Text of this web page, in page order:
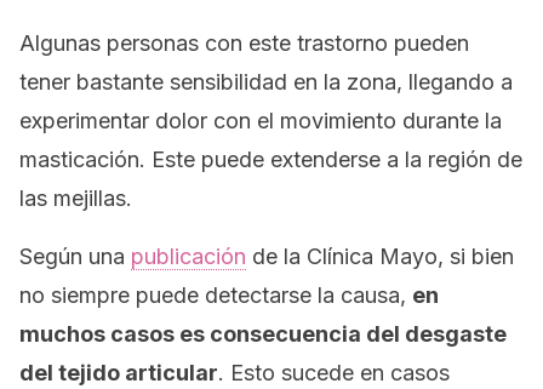
Algunas personas con este trastorno pueden
tener bastante sensibilidad en la zona, llegando a
experimentar dolor con el movimiento durante la
masticación. Este puede extenderse a la región de
las mejillas.
Según una publicación de la Clínica Mayo, si bien
no siempre puede detectarse la causa, en
muchos casos es consecuencia del desgaste
del tejido articular. Esto sucede en casos